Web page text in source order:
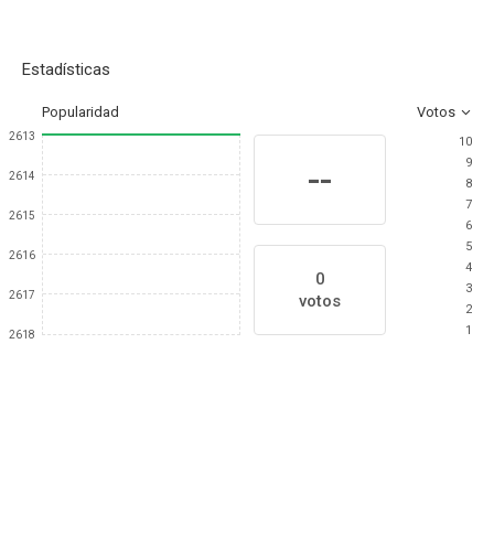
Estadísticas
Popularidad Votos
2613
2614
2615
2616
2617
2618
--
0
votos
10
9
8
7
6
5
4
3
2
1